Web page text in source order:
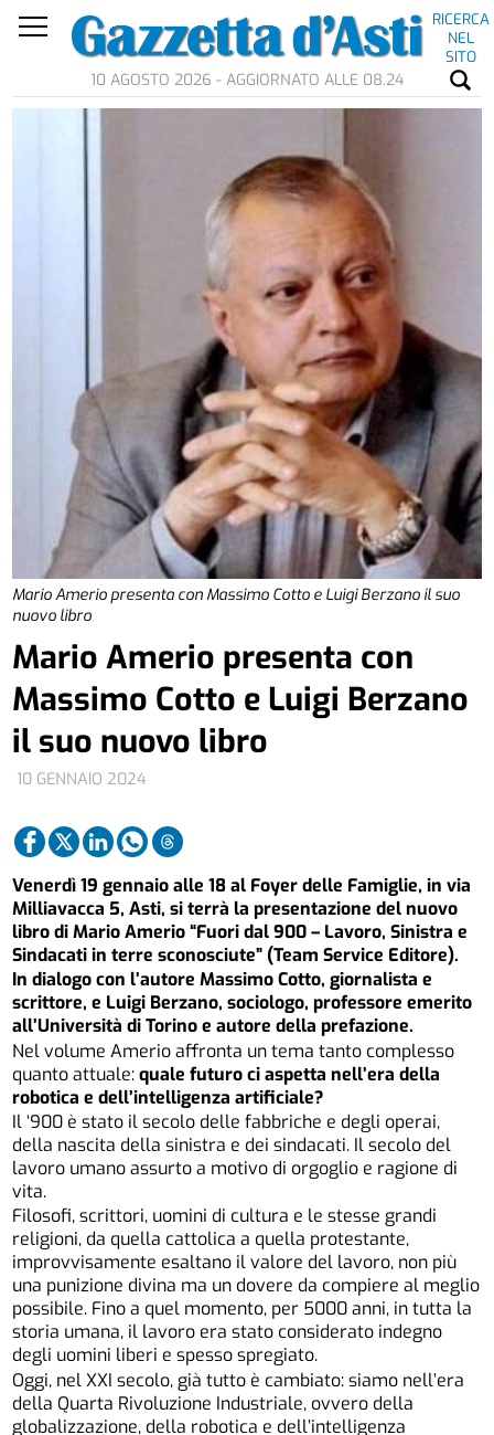
RICERCA
NEL
SITO
10 AGOSTO 2026 - AGGIORNATO ALLE 08.24
Mario Amerio presenta con Massimo Cotto e Luigi Berzano il suo
nuovo libro
10 GENNAIO 2024
Mario Amerio presenta con
Massimo Cotto e Luigi Berzano
il suo nuovo libro
Venerdì 19 gennaio alle 18 al Foyer delle Famiglie, in via
Milliavacca 5, Asti, si terrà la presentazione del nuovo
libro di Mario Amerio “Fuori dal 900 – Lavoro, Sinistra e
Sindacati in terre sconosciute” (Team Service Editore).
In dialogo con l’autore Massimo Cotto, giornalista e
scrittore, e Luigi Berzano, sociologo, professore emerito
all’Università di Torino e autore della prefazione.
Nel volume Amerio affronta un tema tanto complesso
quanto attuale:quale futuro ci aspetta nell’era della
robotica e dell’intelligenza artificiale?
Il ‘900 è stato il secolo delle fabbriche e degli operai,
della nascita della sinistra e dei sindacati. Il secolo del
lavoro umano assurto a motivo di orgoglio e ragione di
vita.
Filosofi, scrittori, uomini di cultura e le stesse grandi
religioni, da quella cattolica a quella protestante,
improvvisamente esaltano il valore del lavoro, non più
una punizione divina ma un dovere da compiere al meglio
possibile. Fino a quel momento, per 5000 anni, in tutta la
storia umana, il lavoro era stato considerato indegno
degli uomini liberi e spesso spregiato.
Oggi, nel XXI secolo, già tutto è cambiato: siamo nell’era
della Quarta Rivoluzione Industriale, ovvero della
globalizzazione, della robotica e dell’intelligenza